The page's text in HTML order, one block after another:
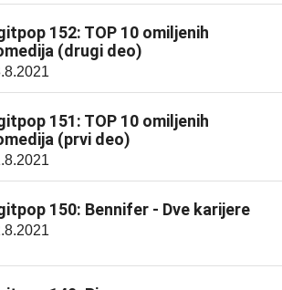
152: TOP 10 omiljenih
(drugi deo)
151: TOP 10 omiljenih
(prvi deo)
150: Bennifer - Dve karijere